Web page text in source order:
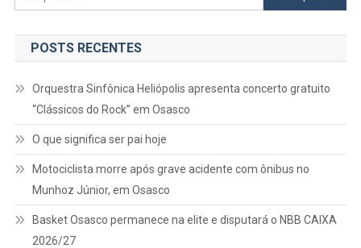
por:
POSTS RECENTES
Orquestra Sinfônica Heliópolis apresenta concerto gratuito
“Clássicos do Rock” em Osasco
O que significa ser pai hoje
Motociclista morre após grave acidente com ônibus no
Munhoz Júnior, em Osasco
Basket Osasco permanece na elite e disputará o NBB CAIXA
2026/27